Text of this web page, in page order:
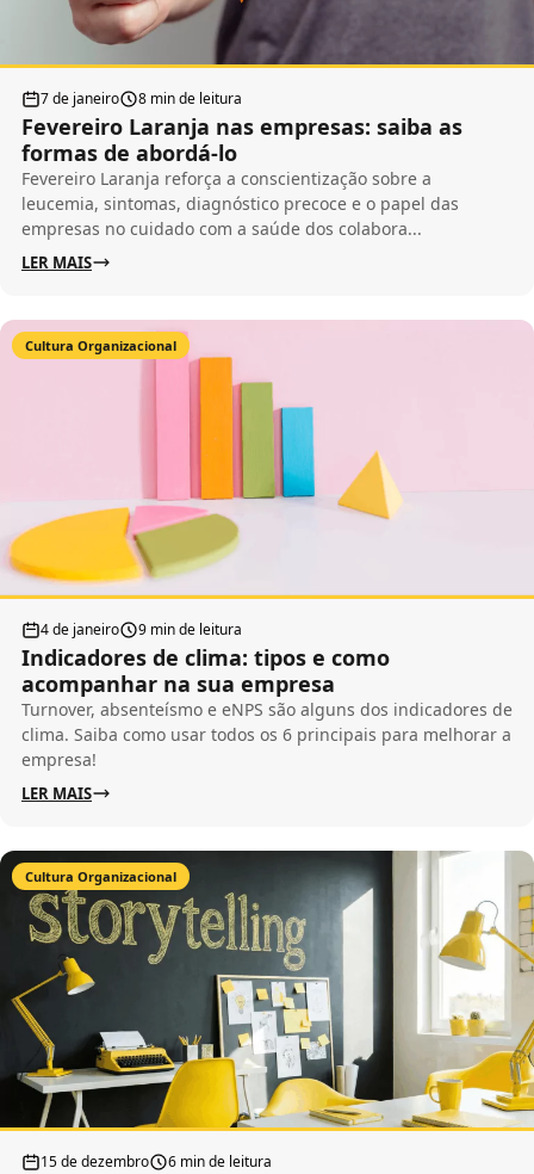
7 de janeiro 8 min de leitura
Fevereiro Laranja nas empresas: saiba as
formas de abordá-lo
Fevereiro Laranja reforça a conscientização sobre a
leucemia, sintomas, diagnóstico precoce e o papel das
empresas no cuidado com a saúde dos colabora...
LER MAIS
Cultura Organizacional
4 de janeiro 9 min de leitura
Indicadores de clima: tipos e como
acompanhar na sua empresa
Turnover, absenteísmo e eNPS são alguns dos indicadores de
clima. Saiba como usar todos os 6 principais para melhorar a
empresa!
LER MAIS
Cultura Organizacional
15 de dezembro 6 min de leitura